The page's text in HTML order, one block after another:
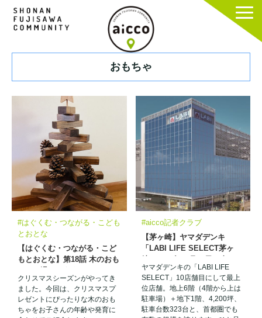
おもちゃ
#はぐくむ・つながる・こども
とおとな
【はぐくむ・つながる・こど
もとおとな】第18話 木のおも
ちゃの温かさをクリスマスの
贈り物に！
クリスマスシーズンがやってき
ました。今回は、クリスマスプ
レゼントにぴったりな木のおも
ちゃをお子さんの年齢や発育に
#aicco記者クラブ
【茅ヶ崎】ヤマダデンキ
「LABI LIFE SELECT茅ヶ
崎」2021年11月26日（金）、
グランドオープン！
ヤマダデンキの「LABI LIFE
SELECT」10店舗目にして最上
位店舗。地上6階（4階から上は
駐車場）＋地下1階、4,200坪、
駐車台数323台と、首都圏でも